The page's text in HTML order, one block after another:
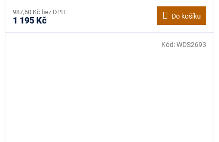
987,60 Kč bez DPH
1 195 Kč Do košíku
Kód:WDS2693